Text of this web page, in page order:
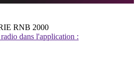
RNB 2000
dans l'application :